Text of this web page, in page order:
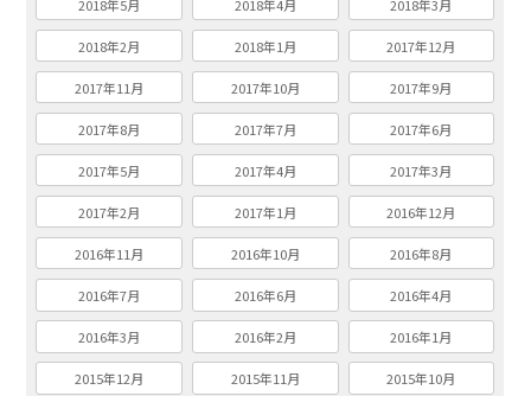
2018年5月 2018年4月 2018年3月
2018年2月 2018年1月 2017年12月
2017年11月 2017年10月 2017年9月
2017年8月 2017年7月 2017年6月
2017年5月 2017年4月 2017年3月
2017年2月 2017年1月 2016年12月
2016年11月 2016年10月 2016年8月
2016年7月 2016年6月 2016年4月
2016年3月 2016年2月 2016年1月
2015年12月 2015年11月 2015年10月